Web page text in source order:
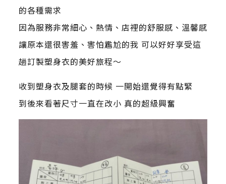
的各種需求
因為服務非常細心、熱情、店裡的舒服感、溫馨感
讓原本還很害羞、害怕尷尬的我 可以好好享受這
趟訂製塑身衣的美好旅程～
收到塑身衣及腿套的時候 一開始還覺得有點緊
到後來看著尺寸一直在改小 真的超級興奮